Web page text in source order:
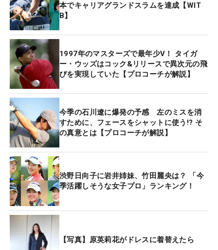
本でキャリアグランドスラムを達成【WIT
B】
1997年のマスターズで最年少V！ タイガ
ー・ウッズはコック&リリースで異次元の飛
びを実現していた【プロコーチが解説】
今季の石川遼に爆発の予感 左のミスを消
すために、フェースをシャットに使う!? そ
の真意とは【プロコーチが解説】
渋野日向子に岩井姉妹、竹田麗央は？ 「今
季活躍しそうな女子プロ」ランキング！
【写真】原英莉花がドレスに着替えたら